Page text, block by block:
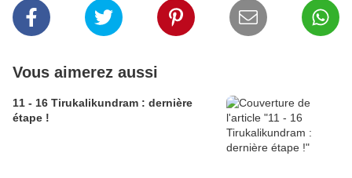
Vous aimerez aussi
11 - 16 Tirukalikundram : dernière
étape !